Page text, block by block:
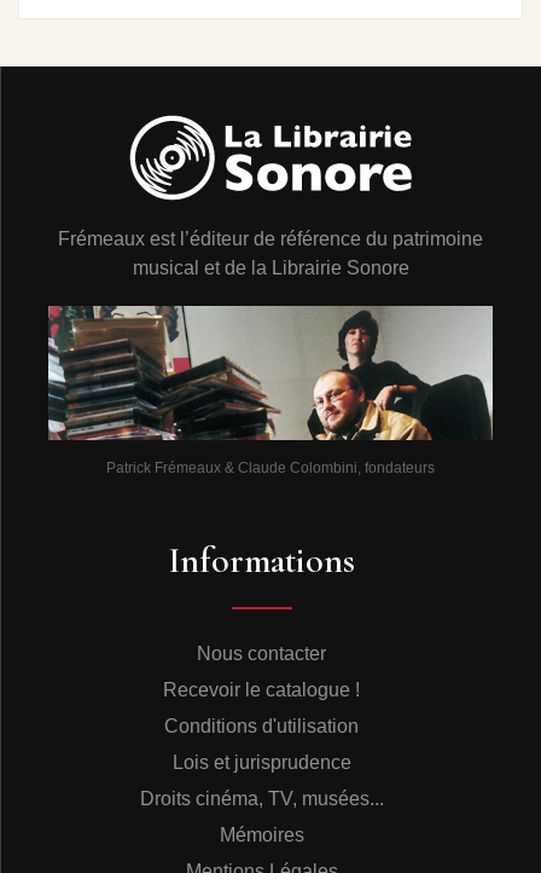
Frémeaux est l’éditeur de référence du patrimoine
musical et de la Librairie Sonore
Patrick Frémeaux & Claude Colombini, fondateurs
Informations
Nous contacter
Recevoir le catalogue !
Conditions d'utilisation
Lois et jurisprudence
Droits cinéma, TV, musées...
Mémoires